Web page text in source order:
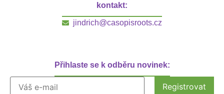
kontakt:
jindrich@casopisroots.cz
Přihlaste se k odběru novinek: